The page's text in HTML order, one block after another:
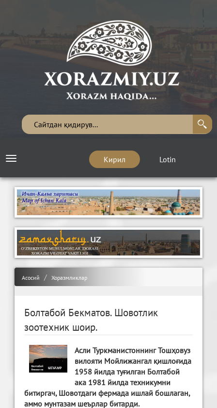
Кирил Lotin
Toggle
Асосий Хоразмликлар
Болтабой Бекматов. Шовотлик
зоотехник шоир.
Асли Туркманистоннинг Тошҳовуз
вилояти Мойлижангал қишлоғида
1958 йилда туғилган Болтабой
ака 1981 йилда техникумни
битиргач, Шовотдаги фермада ишлай бошлаган,
аммо мунтазам шеърлар битарди.